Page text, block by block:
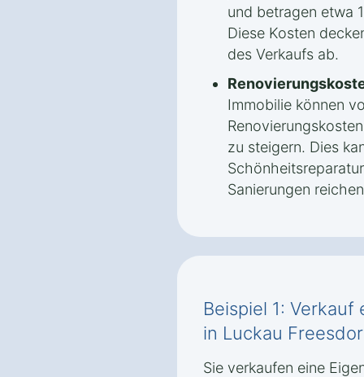
und betragen etwa
Diese Kosten
des Verkaufs ab.
Immobilie können
zu steigern. Dies
Sanierungen
Beispiel 1:
in Luckau
Sie verkaufen eine